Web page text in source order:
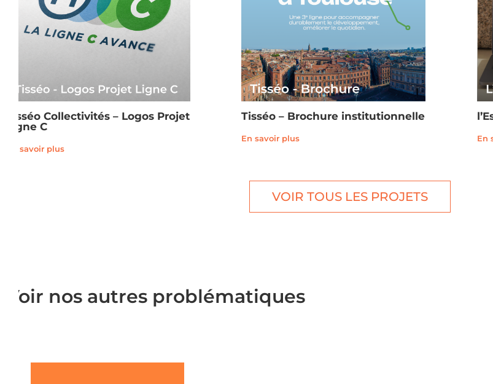
Tisséo Collectivités – Logos Projet
Ligne C
En savoir plus
Tisséo – Brochure institutionnelle
En savoir plus En
VOIR TOUS LES PROJETS
Voir nos autres problématiques